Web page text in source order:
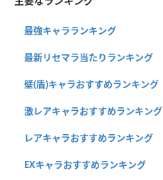
最強キャラランキング
最新リセマラ当たりランキング
壁(盾)キャラおすすめランキング
激レアキャラおすすめランキング
レアキャラおすすめランキング
EXキャラおすすめランキング